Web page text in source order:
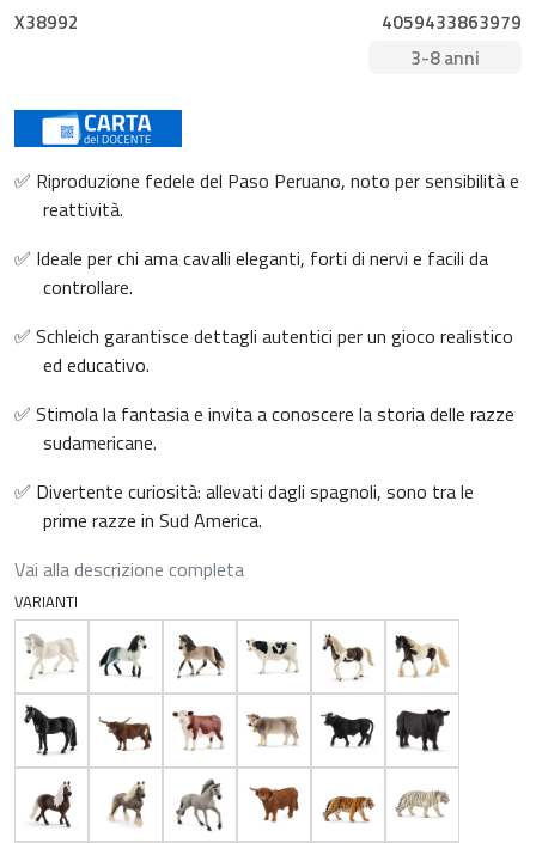
X38992
4059433863979
3-8 anni
✅ Riproduzione fedele del Paso Peruano, noto per sensibilità e
reattività.
✅ Ideale per chi ama cavalli eleganti, forti di nervi e facili da
controllare.
✅ Schleich garantisce dettagli autentici per un gioco realistico
ed educativo.
✅ Stimola la fantasia e invita a conoscere la storia delle razze
sudamericane.
✅ Divertente curiosità: allevati dagli spagnoli, sono tra le
prime razze in Sud America.
Vai alla descrizione completa
VARIANTI